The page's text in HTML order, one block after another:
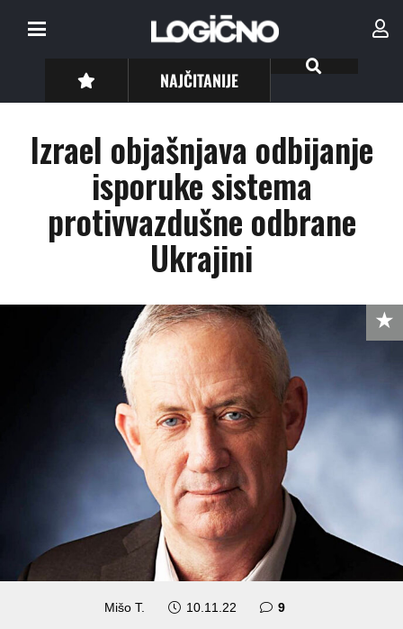
NAJČITANIJE
Izrael objašnjava odbijanje
isporuke sistema
protivvazdušne odbrane
Ukrajini
Mišo T. 10.11.22 9komentara